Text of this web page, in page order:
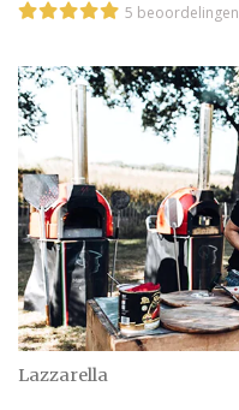
5 beoordelingen
Lazzarella